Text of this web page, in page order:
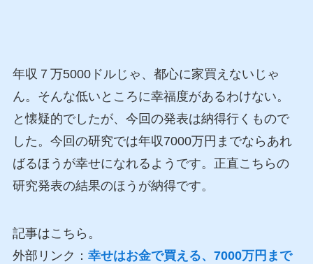
年収７万5000ドルじゃ、都心に家買えないじゃ
ん。そんな低いところに幸福度があるわけない。
と懐疑的でしたが、今回の発表は納得行くもので
した。今回の研究では年収7000万円までならあれ
ばるほうが幸せになれるようです。正直こちらの
研究発表の結果のほうが納得です。
記事はこちら。
外部リンク： 幸せはお金で買える、7000万円まで